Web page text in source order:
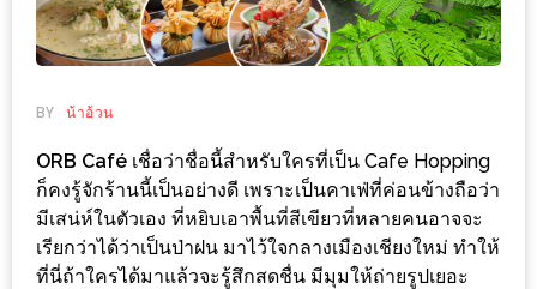
ชิม
ที่
FESTIVAL
10
ร้าน
BY น้าอ้วน
ORB Café เชื่อว่าชื่อนี้สำหรับใครที่เป็น Cafe Hopping
ก็คงรู้จักร้านนี้เป็นอย่างดี เพราะเป็นคาเฟ่ที่ค่อนข้างถือว่า
มีเสน่ห์ในตัวเอง ที่หยิบเอาพื้นที่สีเขียวที่หลายคนอาจจะ
เรียกว่าได้ว่าเป็นป่าฝน มาไว้ใจกลางเมืองเชียงใหม่ ทำให้
ที่นี่ถ้าใครได้มาแล้วจะรู้สึกสดชื่น มีมุมให้ถ่ายรูปเยอะ